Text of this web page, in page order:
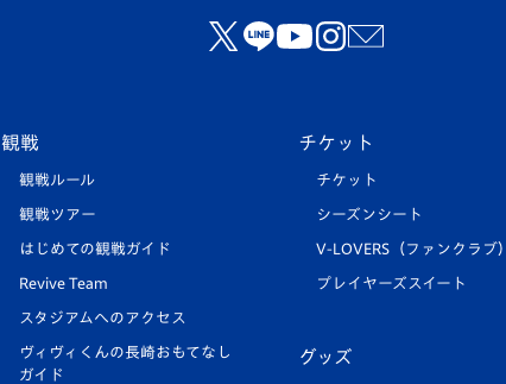
観戦
観戦ルール
観戦ツアー
はじめての観戦ガイド
Revive Team
スタジアムへのアクセス
ヴィヴィくんの長崎おもてなし
ガイド
チケット
チケット
シーズンシート
V-LOVERS（ファンクラブ）
プレイヤーズスイート
グッズ